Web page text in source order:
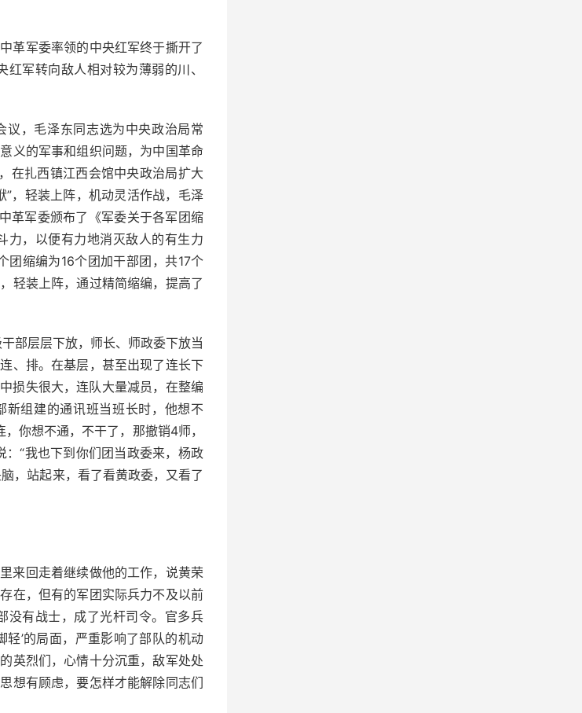
革军委率领的中央红军终于撕开了
军转向敌人相对较为薄弱的川、
议，毛泽东同志选为中央政治局常
义的军事和组织问题，为中国革命
在扎西镇江西会馆中央政治局扩大
，轻装上阵，机动灵活作战，毛泽
革军委颁布了《军委关于各军团缩
力，以便有力地消灭敌人的有生力
团缩编为16个团加干部团，共17个
轻装上阵，通过精简缩编，提高了
部层层下放，师长、师政委下放当
、排。在基层，甚至出现了连长下
损失很大，连队大量减员，在整编
组建的通讯班当班长时，他想不
你想不通，不干了，那撤销4师，
“我也下到你们团当政委来，杨政
，站起来，看了看黄政委，又看了
来回走着继续做他的工作，说黄荣
在，但有的军团实际兵力不及以前
没有战士，成了光杆司令。官多兵
’的局面，严重影响了部队的机动
英烈们，心情十分沉重，敌军处处
想有顾虑，要怎样才能解除同志们